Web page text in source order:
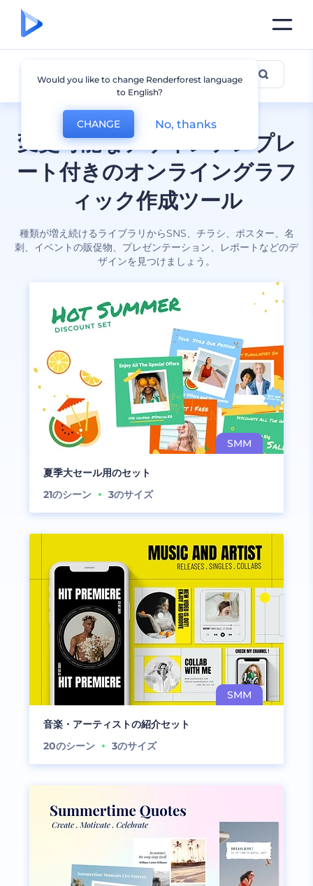
変更可能なデザインテンプレ
ート付きのオンライングラフ
ィック作成ツール
種類が増え続けるライブラリからSNS、チラシ、ポスター、名
刺、イベントの販促物、プレゼンテーション、レポートなどのデ
ザインを見つけましょう。
全てのデザイン
夏季大セール用のセット
21のシーン 3のサイズ
音楽・アーティストの紹介セット
20のシーン 3のサイズ
Would you like to change Renderforest language
to English?
CHANGE No, thanks